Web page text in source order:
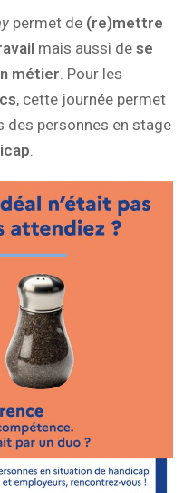
permet de (re)mettre
mais aussi dese
métier . Pour les
, cette journée permet
des personnes en stage